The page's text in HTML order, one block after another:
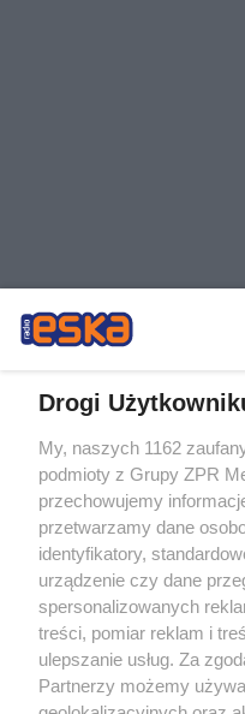
Żaden utwór zamieszczony w
rozpowszechniany lub dalej
tym także elektroniczny lub
eksploatacji w jakiejkolwiek
bez pisemnej zgody właściciela
wykorzystanie utworów w
bez właściwej zgody, jest
prawnie.
Drogi
My, naszych 1162
podmioty z Grupy ZPR
przechowujemy
przetwarzamy dane
identyfikatory,
urządzenie czy dane
spersonalizowanych
treści, pomiar reklam i
ulepszanie usług. Za
Partnerzy możemy